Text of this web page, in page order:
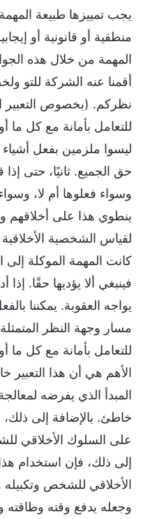
يجب تمييزها طبيعة
منطقية أو قانونية أو
المهمة من خلال هذه
أقمنا عنه الشركة للتو
نظركم. (بخصوص التعبير
للتعامل بأمانة مع كل ما
ليسوا ملزمين بفعل
حق الجميع. ثانيًا، حتى إذا
وسواء فعلوها أم لا،
ينطوي هذا على أخلاقهم
لقياس الشخصية
كانت المهمة الموكلة
فينبغي ألا يؤديها حقًا.
يواجه العقوبة. يمكننا
مسار وجهة النظر
للتعامل بأمانة مع كل ما
الأهم هي أن هذا
المبدأ الذي يفرضه
خاطئ. بالإضافة إلى ذلك،
على السلوك الأخلاقي
إلى ذلك، فإن استخدام
الأخلاقي للشخص وتكبيله
وجعله يدفع وقته وطاقته